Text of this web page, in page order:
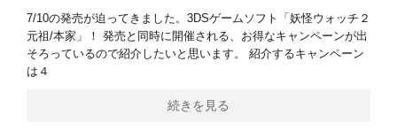
7/10の発売が迫ってきました。3DSゲームソフト「妖怪ウォッチ２
元祖/本家」！ 発売と同時に開催される、お得なキャンペーンが出
そろっているので紹介したいと思います。 紹介するキャンペーン
は４
続きを見る